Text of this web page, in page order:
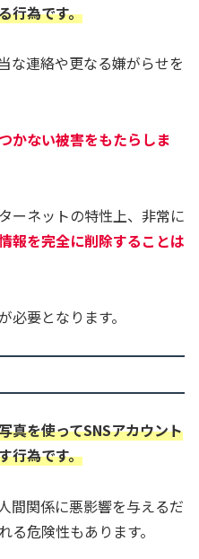
行為です。
な連絡や更なる嫌がらせを
かない被害をもたらしま
ーネットの特性上、非常に
報を完全に削除することは
要となります。
真を使ってSNSアカウント
行為です。
間関係に悪影響を与えるだ
る危険性もあります。